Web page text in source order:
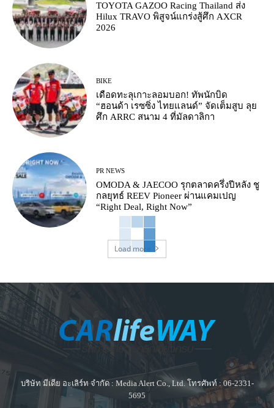
TOYOTA GAZOO Racing Thailand ส่ง
Hilux TRAVO พิสูจน์แกร่งสู้ศึก AXCR
2026
BIKE
เดือดทะลุเกาะลอมบอก! ทัพนักบิด
“ฮอนด้า เรซซิ่ง ไทยแลนด์” จัดเต็มสูบ ลุย
ศึก ARRC สนาม 4 ที่มัลดาลิกา
PR NEWS
OMODA & JAECOO รุกตลาดครึ่งปีหลัง ชู
กลยุทธ์ REEV Pioneer ผ่านแคมเปญ
“Right Deal, Right Now”
Load more
บริษัท มีเดีย อะเลิร์ท จำกัด : Media Alert Co., Ltd. โทรศัพท์ : 06-2331-
5695